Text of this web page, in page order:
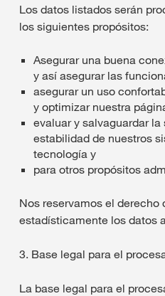
Los datos listados serán
los siguientes propósitos:
Asegurar una buena
y así asegurar las
asegurar un uso
y optimizar nuestra
evaluar y salvaguardar
estabilidad de nuestros
tecnología y
para otros propósitos
Nos reservamos el derecho
estadísticamente los datos
3. Base legal para el
La base legal para el